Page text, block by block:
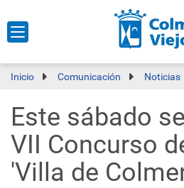
Inicio Comunicación Noticias
Este sábado
VII Concurso
'Villa de